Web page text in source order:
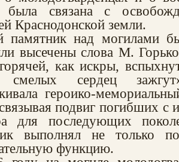
была связана с
Краснодонской земли.
памятник над могилами
высечены слова М.
как искры,
смелых сердец
героико-
подвиг погибших с
для последующих
выполнял не только
функцию.